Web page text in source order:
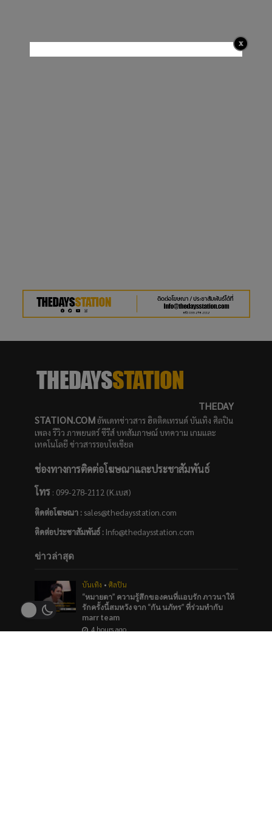
THEDAY
STATION.COMอัพเดทข่าวสาร ฮิตติดเทรนด์ บันเทิง ศิลปิน
เพลง รีวิว ภาพยนตร์ ซีรีส์ บทสัมภาษณ์ บทความ เกมและ
เทคโนโลยี ข่าวสารรอบโซเชียล
ช่องทางการติดต่อโฆษณาและประชาสัมพันธ์
โทร: 099-278-2112 (K.เบส)
ติดต่อโฆษณา :sales@thedaysstation.com
ติดต่อประชาสัมพันธ์: Info@thedaysstation.com
ข่าวล่าสุด
บันเทิง • ศิลปิน
“หมายตา” ความรู้สึกของคนที่แอบรัก ภาวนาให้
รักครั้งนี้สมหวัง จาก “กัน นภัทร” ที่ร่วมทำกับ
marr team
4 hours ago